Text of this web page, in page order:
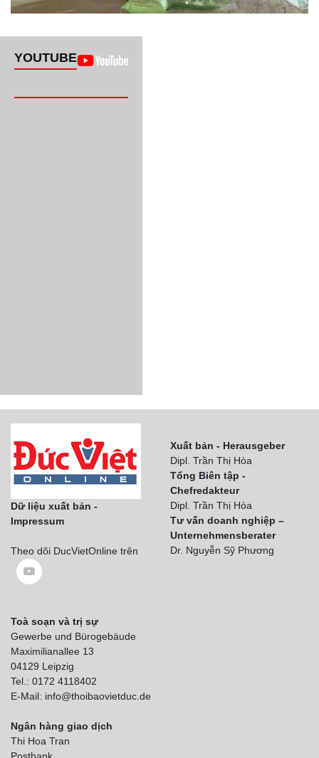
YOUTUBE
Dữ liệu xuất bản -
Impressum
Theo dõi DucVietOnline trên
Xuất bản - Herausgeber
Dipl. Trần Thị Hòa
Tổng Biên tập -
Chefredakteur
Dipl. Trần Thị Hòa
Tư vấn doanh nghiệp –
Unternehmensberater
Dr. Nguyễn Sỹ Phương
Toà soạn và trị sự
Gewerbe und Bürogebäude
Maximilianallee 13
04129 Leipzig
Tel.: 0172 4118402
E-Mail: info@thoibaovietduc.de
Ngân hàng giao dịch
Thi Hoa Tran